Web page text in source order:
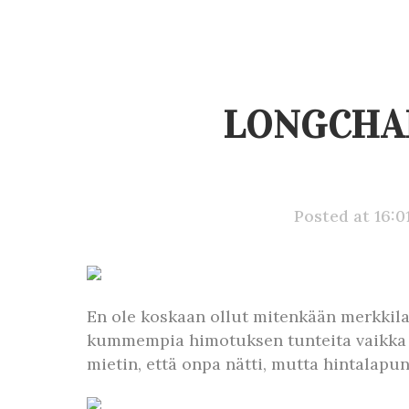
Posted at
En ole koskaan ollut mitenkään
kummempia himotuksen tunteita
mietin, että onpa nätti, mutta